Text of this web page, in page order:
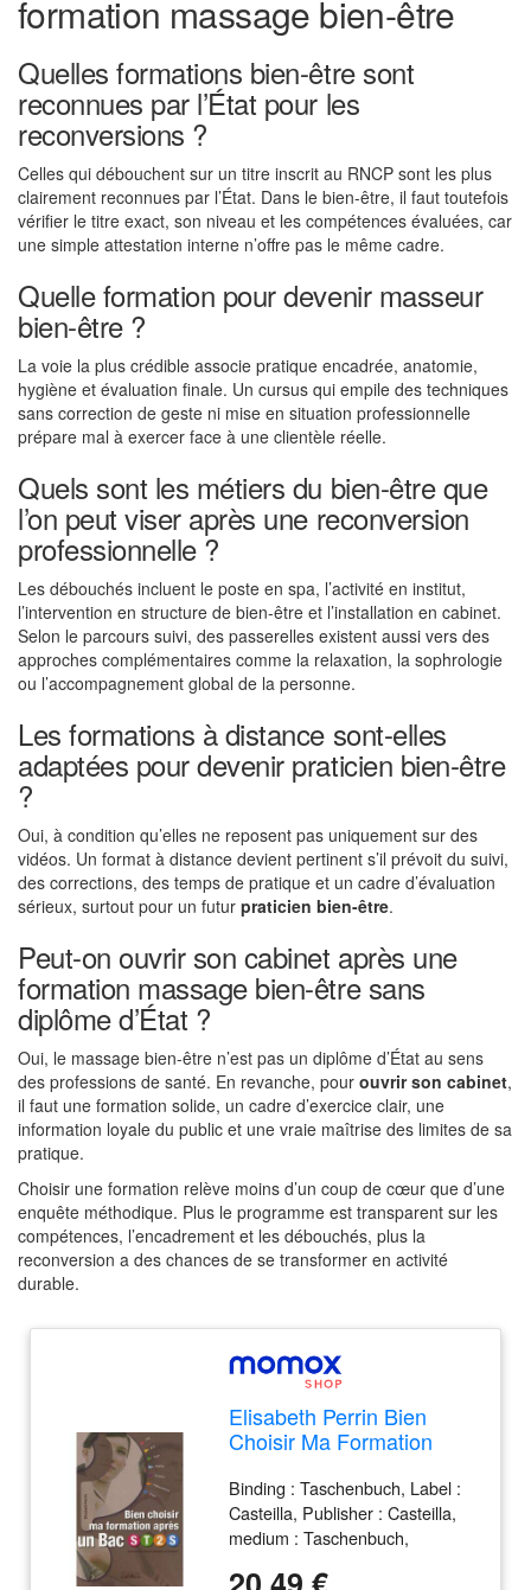
formation massage bien-être
Quelles formations bien-être sont
reconnues par l’État pour les
reconversions ?
Celles qui débouchent sur un titre inscrit au RNCP sont les plus
clairement reconnues par l’État. Dans le bien-être, il faut toutefois
vérifier le titre exact, son niveau et les compétences évaluées, car
une simple attestation interne n’offre pas le même cadre.
Quelle formation pour devenir masseur
bien-être ?
La voie la plus crédible associe pratique encadrée, anatomie,
hygiène et évaluation finale. Un cursus qui empile des techniques
sans correction de geste ni mise en situation professionnelle
prépare mal à exercer face à une clientèle réelle.
Quels sont les métiers du bien-être que
l’on peut viser après une reconversion
professionnelle ?
Les débouchés incluent le poste en spa, l’activité en institut,
l’intervention en structure de bien-être et l’installation en cabinet.
Selon le parcours suivi, des passerelles existent aussi vers des
approches complémentaires comme la relaxation, la sophrologie
ou l’accompagnement global de la personne.
Les formations à distance sont-elles
adaptées pour devenir praticien bien-être
?
Oui, à condition qu’elles ne reposent pas uniquement sur des
vidéos. Un format à distance devient pertinent s’il prévoit du suivi,
des corrections, des temps de pratique et un cadre d’évaluation
sérieux, surtout pour un futur praticien bien-être.
Peut-on ouvrir son cabinet après une
formation massage bien-être sans
diplôme d’État ?
Oui, le massage bien-être n’est pas un diplôme d’État au sens
des professions de santé. En revanche, pour ouvrir son cabinet,
il faut une formation solide, un cadre d’exercice clair, une
information loyale du public et une vraie maîtrise des limites de sa
pratique.
Choisir une formation relève moins d’un coup de cœur que d’une
enquête méthodique. Plus le programme est transparent sur les
compétences, l’encadrement et les débouchés, plus la
reconversion a des chances de se transformer en activité
durable.
Elisabeth Perrin Bien
Choisir Ma Formation
(Sciences Et
Technologies Sanitaires
Et Sociales) : Des
Formations Pour Des
Binding : Taschenbuch, Label :
Casteilla, Publisher : Casteilla,
medium : Taschenbuch,